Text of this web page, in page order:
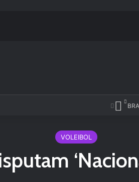
VOLEIBOL